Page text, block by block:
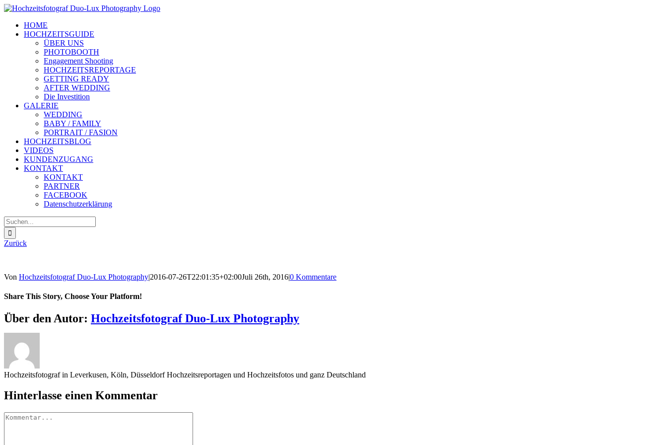
Zum
springenHOME
HOCHZEITSGUIDE
ÜBER UNS
PHOTOBOOTH
Engagement Shooting
HOCHZEITSREPORTAGE
GETTING READY
AFTER WEDDING
Die Investition
GALERIE
WEDDING
BABY / FAMILY
PORTRAIT / FASION
HOCHZEITSBLOG
VIDEOS
KUNDENZUGANG
KONTAKT
KONTAKT
PARTNER
FACEBOOK
Datenschutzerklärung
Suche
nach:
Zurück
Von Hochzeitsfotograf Duo-Lux Photography|2016-07-26T22:01:35+02:00Juli 26th, 2016|0 Kommentare
Share This Story, Choose Your Platform!
Sharing_facebook
Sharing_twitter
Sharing_reddit
Über den Autor: Hochzeitsfotograf Duo-Lux Photography
Hochzeitsfotograf in Leverkusen, Köln, Düsseldorf Hochzeitsreportagen und Hochzeitsfotos und ganz Deutschland
Hinterlasse einen Kommentar
Kommentar